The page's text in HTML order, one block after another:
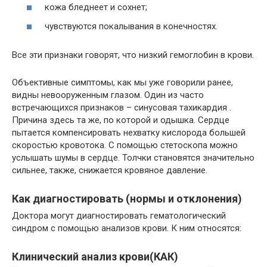
кожа бледнеет и сохнет;
чувствуются покалывания в конечностях.
Все эти признаки говорят, что низкий гемоглобин в крови.
Объективные симптомы, как мы уже говорили ранее,
видны невооруженным глазом. Один из часто
встречающихся признаков – синусовая тахикардия .
Причина здесь та же, по которой и одышка. Сердце
пытается компенсировать нехватку кислорода большей
скоростью кровотока. С помощью стетоскопа можно
услышать шумы в сердце. Толчки становятся значительно
сильнее, также, снижается кровяное давление.
Как диагностировать (нормы и отклонения)
Доктора могут диагностировать гематологический
синдром с помощью анализов крови. К ним относятся:
Клинический анализ крови(КАК)